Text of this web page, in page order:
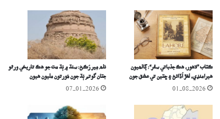
ڪتاب ”لاھور، ھڪ جذباتي سفر“: ڳالھيون
ھيرامنڊي، لغڙ اُڏائڻ ۽ ڇتين تي عشق جون
01-08-2026
ٺُلھ مِير رُڪڻ: سنڌ ۾ ٻُڌ مت جو ھڪ تاريخي ورثو
جتان گوتم ٻُڌ جون مُورتون مليون ھيون
07-01-2026